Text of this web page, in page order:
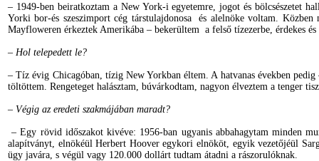
– 1949-ben beiratkoztam a New York-i egyetemre, jogot és bölcsészetet
Yorki bor-és szeszimport cég társtulajdonosa és alelnöke voltam.
Mayfloweren érkeztek Amerikába – bekerültem a felső tízezerbe, érdekes és
– Hol telepedett le?
– Tíz évig Chicagóban, tízig New Yorkban éltem. A hatvanas években
töltöttem. Rengeteget halásztam, búvárkodtam, nagyon élveztem a tenger
– Végig az eredeti szakmájában maradt?
– Egy rövid időszakot kivéve: 1956-ban ugyanis abbahagytam minden
alapítványt, elnökéül Herbert Hoover egykori elnököt, egyik vezetőjéül
ügy javára, s végül vagy 120.000 dollárt tudtam átadni a rászorulóknak.